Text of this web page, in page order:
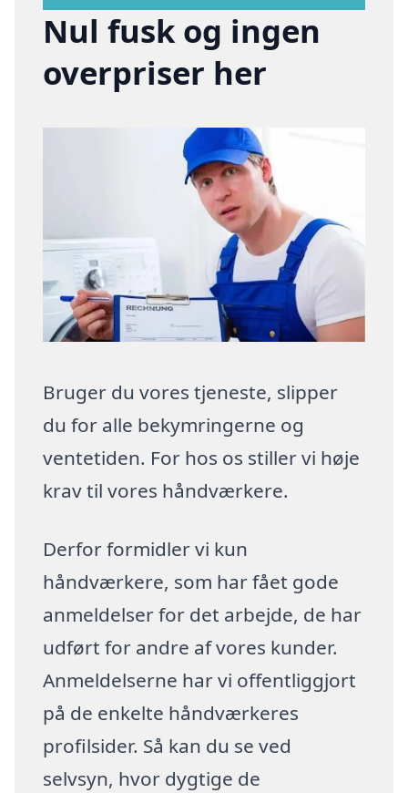
Nul fusk og ingen
overpriser her
Bruger du vores tjeneste, slipper
du for alle bekymringerne og
ventetiden. For hos os stiller vi høje
krav til vores håndværkere.
Derfor formidler vi kun
håndværkere, som har fået gode
anmeldelser for det arbejde, de har
udført for andre af vores kunder.
Anmeldelserne har vi offentliggjort
på de enkelte håndværkeres
profilsider. Så kan du se ved
selvsyn, hvor dygtige de